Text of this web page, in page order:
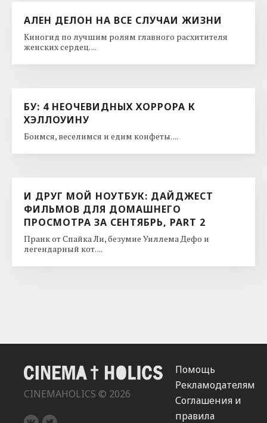
АЛЕН ДЕЛОН НА ВСЕ СЛУЧАИ ЖИЗНИ
Киногид по лучшим ролям главного расхитителя
женских сердец. ...
БУ: 4 НЕОЧЕВИДНЫХ ХОРРОРА К
ХЭЛЛОУИНУ
Боимся, веселимся и едим конфеты. ...
И ДРУГ МОЙ НОУТБУК: ДАЙДЖЕСТ
ФИЛЬМОВ ДЛЯ ДОМАШНЕГО
ПРОСМОТРА ЗА СЕНТЯБРЬ, PART 2
Пранк от Спайка Ли, безумие Уиллема Дефо и
легендарный кот. ...
CINEMAHOLICS © 2026
Помощь
Рекламодателям
Соглашения и
правила